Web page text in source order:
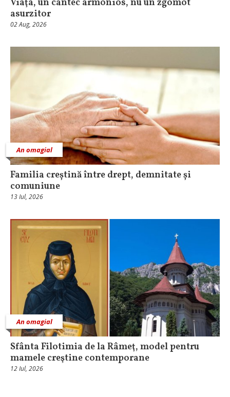
Viaţa, un cântec armonios, nu un zgomot
asurzitor
02 Aug, 2026
An omagial
Familia creștină între drept, demnitate și
comuniune
13 Iul, 2026
An omagial
Sfânta Filotimia de la Râmeţ, model pentru
mamele creştine contemporane
12 Iul, 2026